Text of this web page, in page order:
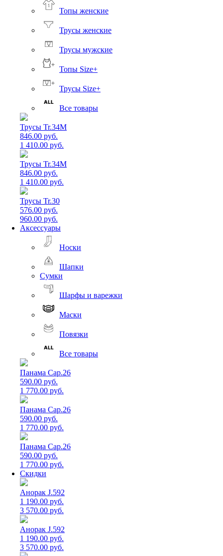
Топы женские
Трусы женские
Трусы мужские
Топы Size+
Трусы Size+
Все товары
Трусы Tr.34M
846.00 руб.
1 410.00 руб.
Трусы Tr.34M
846.00 руб.
1 410.00 руб.
Трусы Tr.30
576.00 руб.
960.00 руб.
Аксессуары
Носки
Шапки
Сумки
Шарфы и варежки
Маски
Повязки
Все товары
Панама Cap.26
590.00 руб.
1 770.00 руб.
Панама Cap.26
590.00 руб.
1 770.00 руб.
Панама Cap.26
590.00 руб.
1 770.00 руб.
Скидки
Анорак J.592
1 190.00 руб.
3 570.00 руб.
Анорак J.592
1 190.00 руб.
3 570.00 руб.